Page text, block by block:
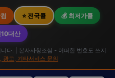
⭐ 전국콜 💰 최저가콜
대산
다. | 본사사칭조심 - 어떠한 번호도 쓰지
광고, 기타서비스 문의